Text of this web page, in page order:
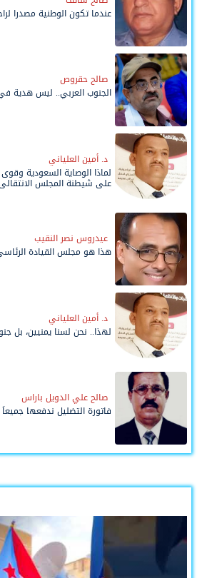
عندما تكون الوطنية مصدرا
صالح حقروص
الجنوب العربي.. ليس هدية
د. أمين العلياني
لماذا الوصاية السعودية
على شيطنة المجلس
وحواضنه الشعبية؟
عيدروس نصر النقيب
هذا هو مجلس القيادة
د. أمين العلياني
لهذا.. نحن لسنا يمنيين، بل
صالح علي الدويل باراس
فاتورة التضليل ندفعها جميعاً